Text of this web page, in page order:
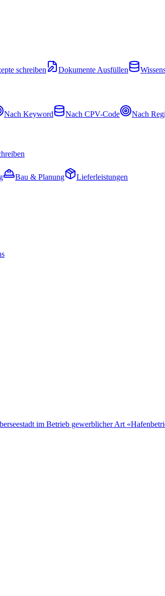
schreiben Dokumente Ausfüllen
Nach Keyword Nach CPV-Code Nach
Bau & Planung
Lieferleistungen
im Betrieb gewerblicher Art